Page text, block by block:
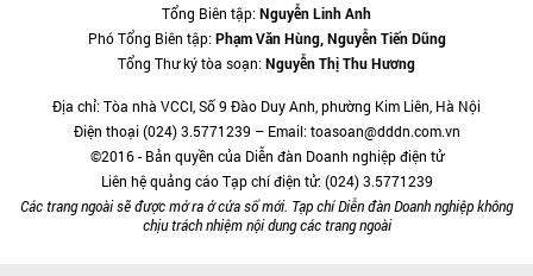
Tổng Biên tập:Nguyễn Linh Anh
Phó Tổng Biên tập:Phạm Văn Hùng, Nguyễn Tiến Dũng
Tổng Thư ký tòa soạn:Nguyễn Thị Thu Hương
Địa chỉ: Tòa nhà VCCI, Số 9 Đào Duy Anh, phường Kim Liên, Hà Nội
Điện thoại (024) 3.5771239 – Email: toasoan@dddn.com.vn
©2016 - Bản quyền của Diễn đàn Doanh nghiệp điện tử
Liên hệ quảng cáo Tạp chí điện tử: (024) 3.5771239
Các trang ngoài sẽ được mở ra ở cửa sổ mới. Tạp chí Diễn đàn Doanh nghiệp không
chịu trách nhiệm nội dung các trang ngoài